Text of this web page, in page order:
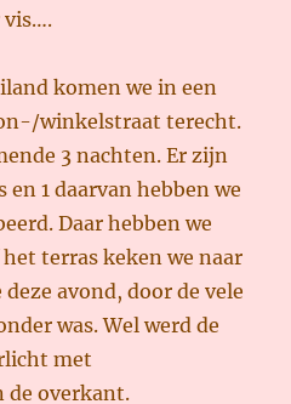
vis….
komen we in een
winkelstraat terecht.
3 nachten. Er zijn
1 daarvan hebben we
Daar hebben we
terras keken we naar
avond, door de vele
was. Wel werd de
met
de overkant.